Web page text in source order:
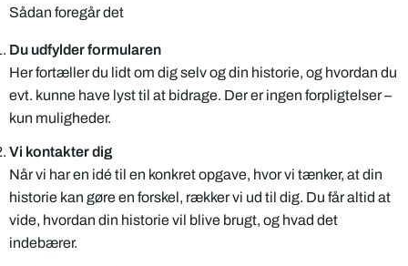
Sådan foregår det
Du udfylder formularen
Her fortæller du lidt om dig selv og din historie, og hvordan du
evt. kunne have lyst til at bidrage. Der er ingen forpligtelser –
kun muligheder.
Vi kontakter dig
Når vi har en idé til en konkret opgave, hvor vi tænker, at din
historie kan gøre en forskel, rækker vi ud til dig. Du får altid at
vide, hvordan din historie vil blive brugt, og hvad det
indebærer.